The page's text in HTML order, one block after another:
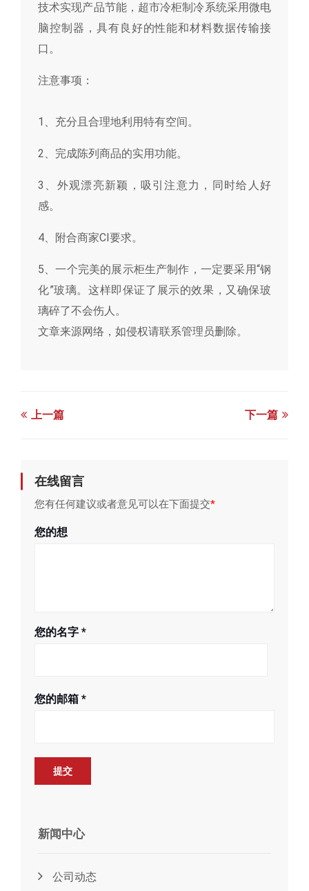
技术实现产品节能，超市冷柜制冷系统采用微电
脑控制器，具有良好的性能和材料数据传输接
口。
注意事项：
1、充分且合理地利用特有空间。
2、完成陈列商品的实用功能。
3、外观漂亮新颖，吸引注意力，同时给人好
感。
4、附合商家CI要求。
5、一个完美的展示柜生产制作，一定要采用“钢
化”玻璃。这样即保证了展示的效果，又确保玻
璃碎了不会伤人。
文章来源网络，如侵权请联系管理员删除。
上一篇 下一篇
在线留言
您有任何建议或者意见可以在下面提交*
您的想
您的名字 *
您的邮箱 *
新闻中心
公司动态